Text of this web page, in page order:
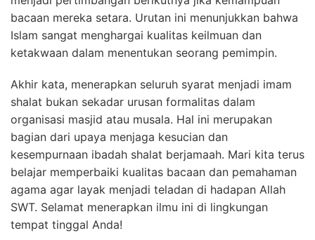
bacaan mereka setara. Urutan ini menunjukkan bahwa
Islam sangat menghargai kualitas keilmuan dan
ketakwaan dalam menentukan seorang pemimpin.
Akhir kata, menerapkan seluruh syarat menjadi imam
shalat bukan sekadar urusan formalitas dalam
organisasi masjid atau musala. Hal ini merupakan
bagian dari upaya menjaga kesucian dan
kesempurnaan ibadah shalat berjamaah. Mari kita terus
belajar memperbaiki kualitas bacaan dan pemahaman
agama agar layak menjadi teladan di hadapan Allah
SWT. Selamat menerapkan ilmu ini di lingkungan
tempat tinggal Anda!